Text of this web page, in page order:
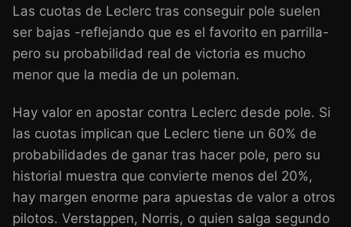
Las cuotas de Leclerc tras conseguir pole suelen
ser bajas -reflejando que es el favorito en parrilla-
pero su probabilidad real de victoria es mucho
menor que la media de un poleman.
Hay valor en apostar contra Leclerc desde pole. Si
las cuotas implican que Leclerc tiene un 60% de
probabilidades de ganar tras hacer pole, pero su
historial muestra que convierte menos del 20%,
hay margen enorme para apuestas de valor a otros
pilotos. Verstappen, Norris, o quien salga segundo